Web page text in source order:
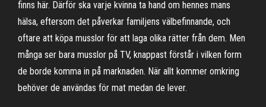
finns här. Därför ska varje kvinna ta hand om hennes mans
hälsa, eftersom det påverkar familjens välbefinnande, och
oftare att köpa musslor för att laga olika rätter från dem. Men
många ser bara musslor på TV, knappast förstår i vilken form
de borde komma in på marknaden. När allt kommer omkring
behöver de användas för mat medan de lever.